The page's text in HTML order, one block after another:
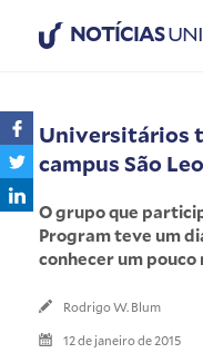
NOTÍCIAS
Universitários
campus São
O grupo que
Program teve um
conhecer um
Rodrigo W. Blum
12 de janeiro de 2015